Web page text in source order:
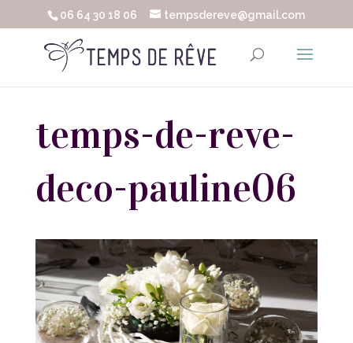
06 64 30 18 06 tempsdereve@gmail.com
temps-de-reve-
deco-pauline06